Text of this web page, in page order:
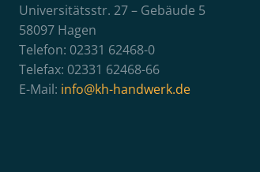
Universitätsstr. 27 – Gebäude 5
58097 Hagen
Telefon: 02331 62468-0
Telefax: 02331 62468-66
E-Mail: info@kh-handwerk.de